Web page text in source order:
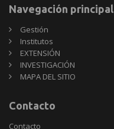
Navegación principal
Gestión
Institutos
EXTENSIÓN
INVESTIGACIÓN
MAPA DEL SITIO
Contacto
Contacto